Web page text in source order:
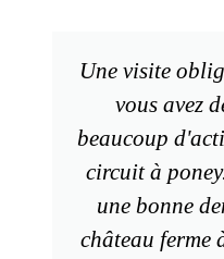
Une visite
vous avez
beaucoup
circuit à
une bonne
château ferme